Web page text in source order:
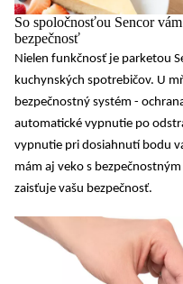
So spoločnosťou Sencor
bezpečnosť
Nielen funkčnosť je parketou
kuchynských spotrebičov. U
bezpečnostný systém -
automatické vypnutie po
vypnutie pri dosiahnutí bodu
mám aj veko s
zaisťuje vašu bezpečnosť.